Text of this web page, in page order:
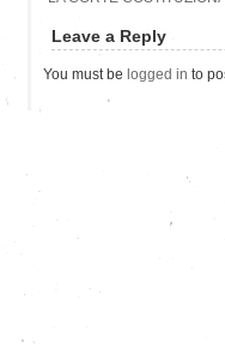
Leave a Reply
You must be logged in to